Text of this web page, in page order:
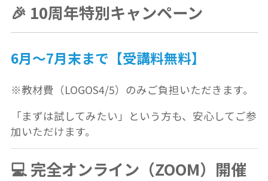
🎉 10周年特別キャンペーン
6月〜7月末まで【受講料無料】
※教材費（LOGOS4/5）のみご負担いただきます。
「まずは試してみたい」という方も、安心してご参
加いただけます。
💻 完全オンライン（ZOOM）開催